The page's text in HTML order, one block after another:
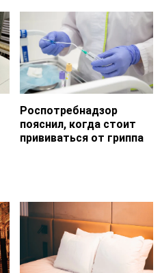
Роспотребнадзор
пояснил, когда стоит
прививаться от гриппа